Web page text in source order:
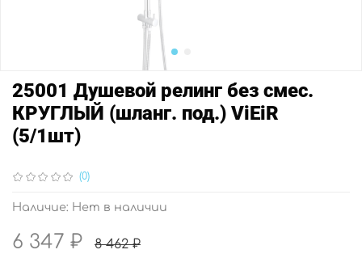
(0)
Наличие: Нет в наличии
25001 Душевой релинг без смес.
КРУГЛЫЙ (шланг. под.) ViEiR
(5/1шт)
6 347 ₽ 8 462 ₽